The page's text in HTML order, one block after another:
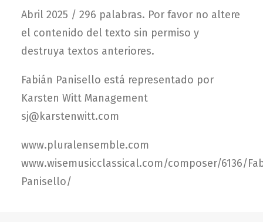
Abril 2025 / 296 palabras. Por favor no altere
el contenido del texto sin permiso y
destruya textos anteriores.
Fabián Panisello está representado por
Karsten Witt Management
sj@karstenwitt.com
www.pluralensemble.com
www.wisemusicclassical.com/composer/6136/
Panisello/